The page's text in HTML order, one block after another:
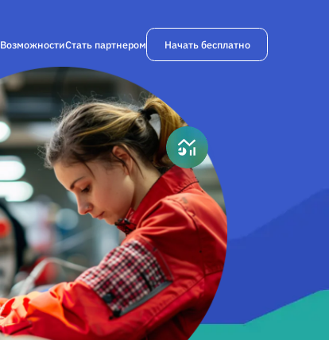
ВозможностиСтать партнером Начать бесплатно